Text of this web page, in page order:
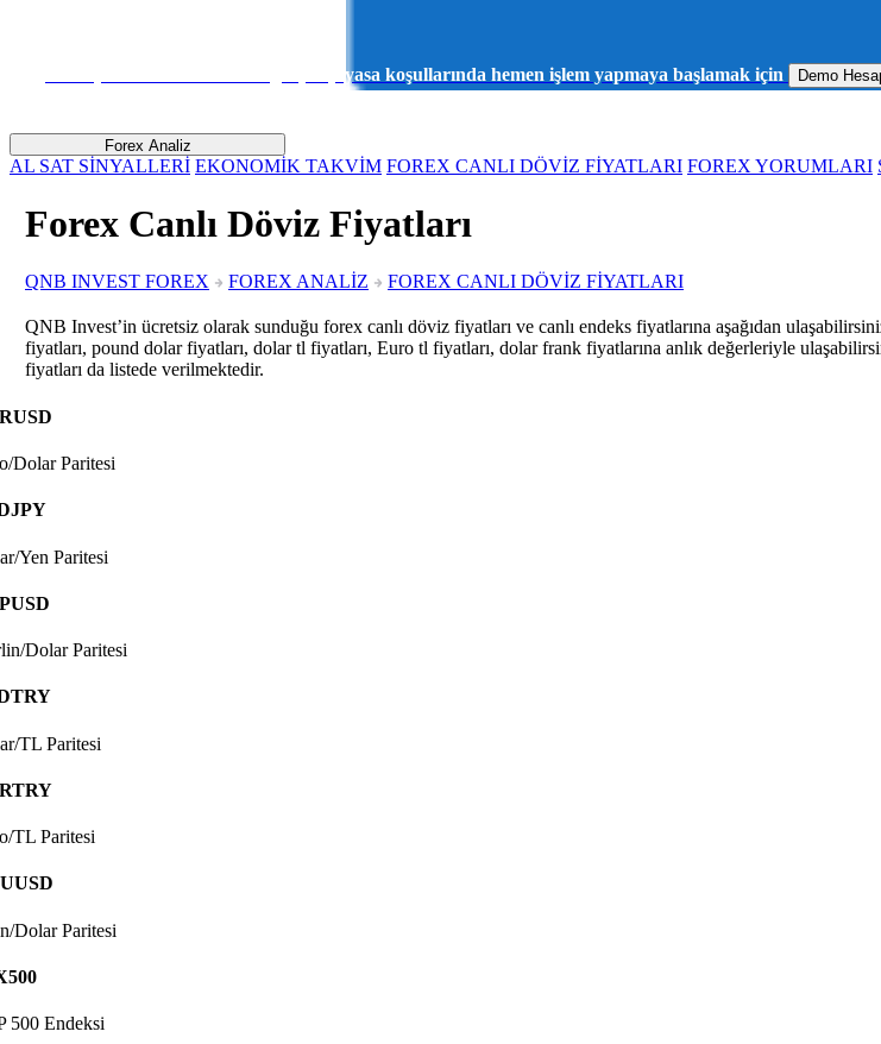
Sanal para ile risk almadan gerçek piyasa koşullarında hemen işlem yapmaya başlamak için Demo
Forex Analiz
AL SAT SİNYALLERİ EKONOMİK TAKVİM FOREX CANLI DÖVİZ FİYATLARI FOREX YORUMLARI
Forex Canlı Döviz Fiyatları
QNB INVEST FOREX FOREX ANALİZ FOREX CANLI DÖVİZ FİYATLARI
QNB Invest’in ücretsiz olarak sunduğu forex canlı döviz fiyatları ve canlı endeks fiyatlarına aşağıdan
fiyatları, pound dolar fiyatları, dolar tl fiyatları, Euro tl fiyatları, dolar frank fiyatlarına anlık değerleriyle
fiyatları da listede verilmektedir.
Dolar Paritesi
Yen Paritesi
Dolar Paritesi
TL Paritesi
TL Paritesi
Dolar Paritesi
500 Endeksi